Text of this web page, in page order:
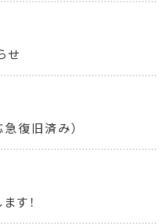
せ
復旧済み）
す！